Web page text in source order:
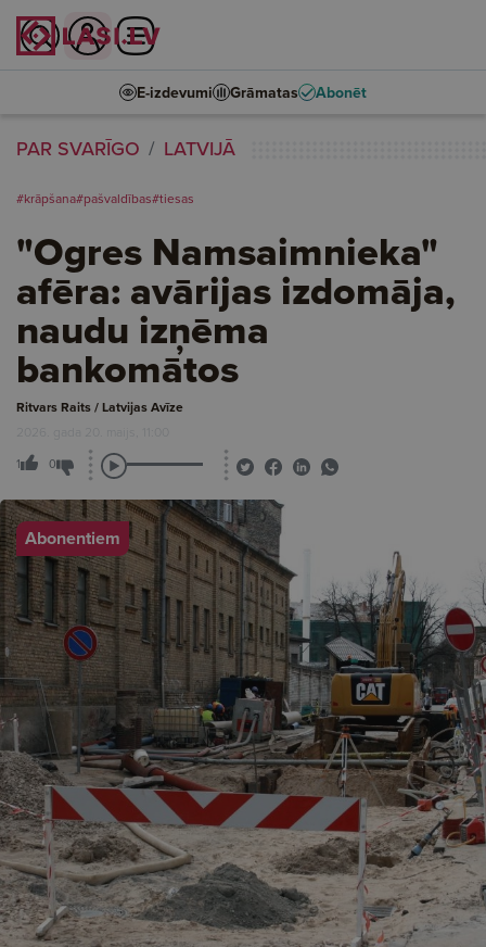
E-izdevumi Grāmatas Abonēt
PAR SVARĪGO LATVIJĀ
#krāpšana#pašvaldības#tiesas
"Ogres Namsaimnieka"
afēra: avārijas izdomāja,
naudu izņēma
bankomātos
Ritvars Raits / Latvijas Avīze
2026. gada 20. maijs, 11:00
1 0
Abonentiem